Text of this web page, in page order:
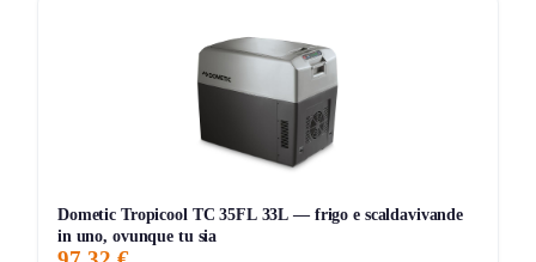
Dometic Tropicool TC 35FL 33L — frigo e scaldavivande
in uno, ovunque tu sia